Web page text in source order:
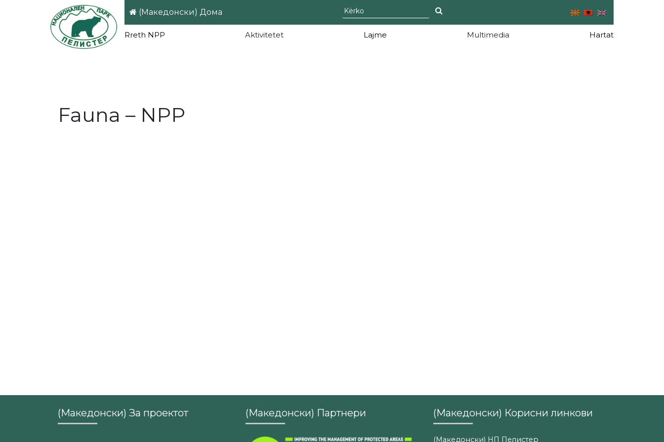
(Македонски) Дома
Rreth NPP Aktivitetet Lajme Multimedia Hartat
Fauna – NPP
(Македонски) За проектот (Македонски) Партнери (Македонски) Корисни линкови
(Македонски) НП Пелистер